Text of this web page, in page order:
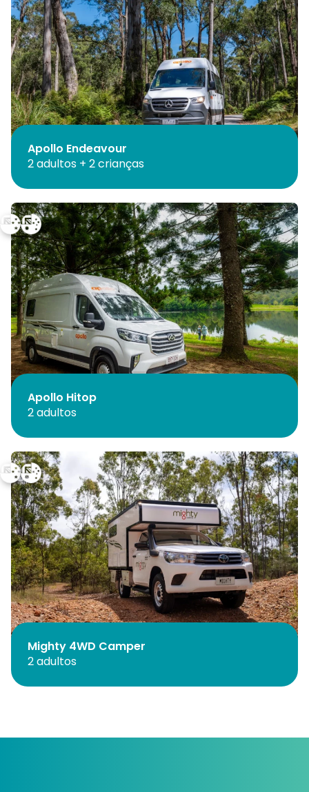
Apollo Endeavour
2 adultos + 2 crianças
Apollo Hitop
2 adultos
Mighty 4WD Camper
2 adultos